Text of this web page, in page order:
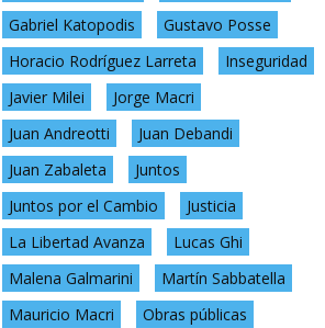
Gabriel Katopodis
Gustavo Posse
Horacio Rodríguez Larreta
Inseguridad
Javier Milei
Jorge Macri
Juan Andreotti
Juan Debandi
Juan Zabaleta
Juntos
Juntos por el Cambio
Justicia
La Libertad Avanza
Lucas Ghi
Malena Galmarini
Martín Sabbatella
Mauricio Macri
Obras públicas